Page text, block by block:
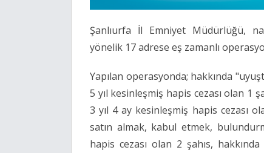
Şanlıurfa İl Emniyet Müdürlüğü,
yönelik 17 adrese eş zamanlı
Yapılan operasyonda; hakkında
5 yıl kesinleşmiş hapis cezası olan 1
3 yıl 4 ay kesinleşmiş hapis cezası
satın almak, kabul etmek,
hapis cezası olan 2 şahıs,